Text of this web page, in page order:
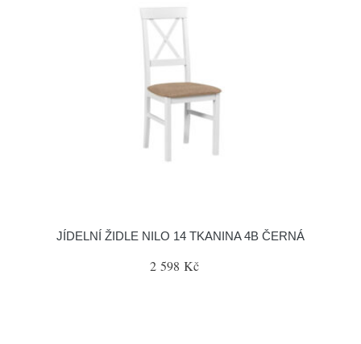
JÍDELNÍ ŽIDLE NILO 14 TKANINA 4B ČERNÁ
2 598 Kč